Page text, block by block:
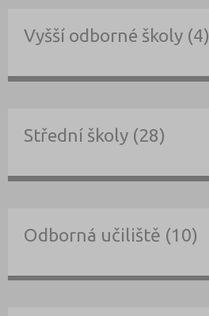
Vyšší odborné školy (4)
Střední školy (28)
Odborná učiliště (10)